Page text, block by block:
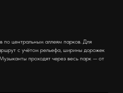
по центральным аллеям парков. Для
с учётом рельефа, ширины дорожек
проходят через весь парк — от